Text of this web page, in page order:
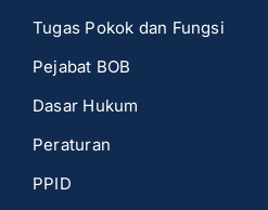
Tugas Pokok dan Fungsi
Pejabat BOB
Dasar Hukum
Peraturan
PPID